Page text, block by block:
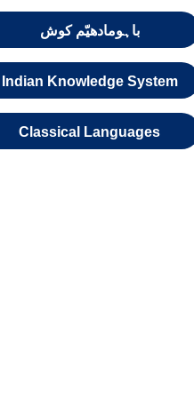
باہومادھیّم کوش
Indian Knowledge System
Classical Languages